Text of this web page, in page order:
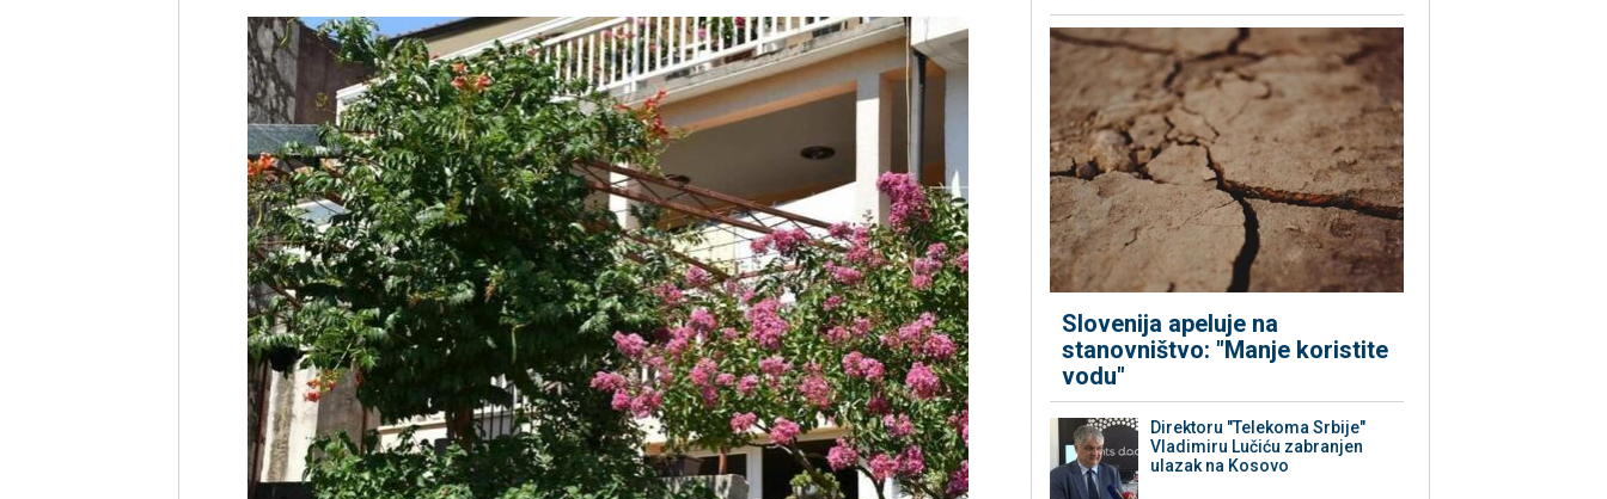
Slovenija apeluje na
stanovništvo: "Manje koristite
vodu"
Direktoru "Telekoma Srbije"
Vladimiru Lučiću zabranjen
ulazak na Kosovo